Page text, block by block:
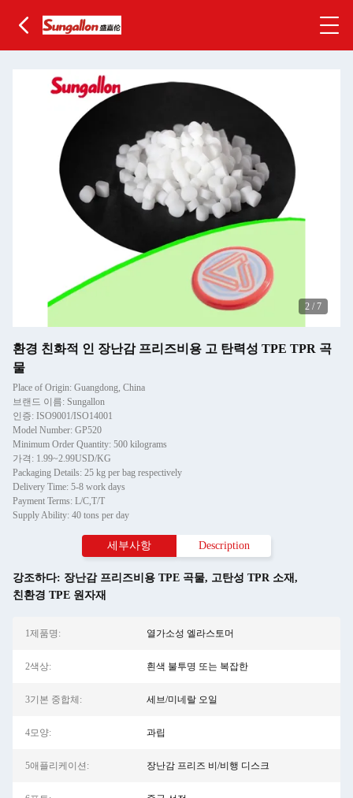
2 / 7
환경 친화적 인 장난감 프리즈비용 고 탄력성 TPE TPR 곡
물
Place of Origin: Guangdong, China
브랜드 이름: Sungallon
인증: ISO9001/ISO14001
Model Number: GP520
Minimum Order Quantity: 500 kilograms
가격: 1.99~2.99USD/KG
Packaging Details: 25 kg per bag respectively
Delivery Time: 5-8 work days
Payment Terms: L/C,T/T
Supply Ability: 40 tons per day
세부사항 Description
강조하다: 장난감 프리즈비용 TPE 곡물, 고탄성 TPR 소재 ,
친환경 TPE 원자재
1제품명: 열가소성 엘라스토머
2색상: 흰색 불투명 또는 복잡한
3기본 중합체: 세브/미네랄 오일
4모양: 과립
5애플리케이션: 장난감 프리즈 비/비행 디스크